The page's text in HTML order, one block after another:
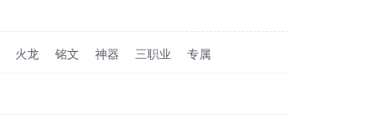
火龙 铭文 神器 三职业 专属